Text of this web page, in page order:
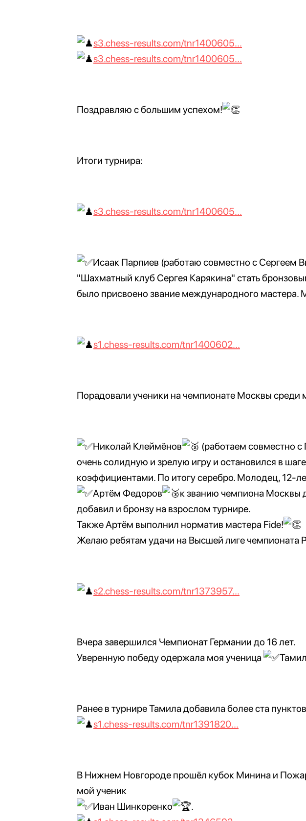
s3.chess-results.com/tnr1400605...
s3.chess-results.com/tnr1400605...
Поздравляю с большим успехом!
Итоги турнира:
s3.chess-results.com/tnr1400605...
Исаак Парпиев (работаю совместно с
"Шахматный клуб Сергея Карякина" стать
было присвоено звание международного мастера.
s1.chess-results.com/tnr1400602...
Порадовали ученики на чемпионате Москвы среди
Николай Клеймёнов
(работаем совместно
очень солидную и зрелую игру и остановился в
коэффициентами. По итогу серебро. Молодец, 12-
Артём Федоров
к званию чемпиона Москвы
добавил и бронзу на взрослом турнире.
Также Артём выполнил норматив мастера Fide!
Желаю ребятам удачи на Высшей лиге чемпионата
s2.chess-results.com/tnr1373957...
Вчера завершился Чемпионат Германии до 16 лет.
Уверенную победу одержала моя ученица
Ранее в турнире Тамила добавила более ста
s1.chess-results.com/tnr1391820...
В Нижнем Новгороде прошёл кубок Минина и
мой ученик
Иван Шинкоренко
.